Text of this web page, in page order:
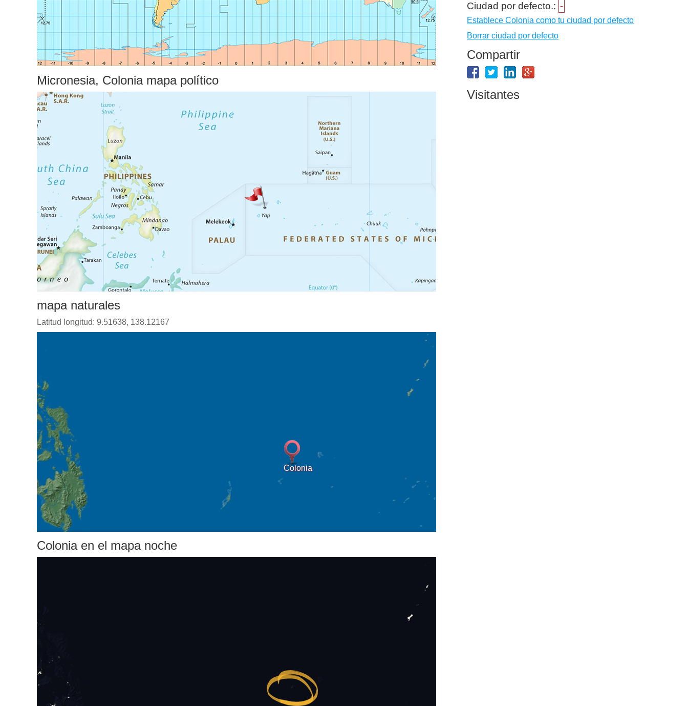
Micronesia, Colonia mapa político
mapa naturales
Latitud longitud: 9.51638, 138.12167
Colonia
Colonia en el mapa noche
Ciudad por defecto.: -
Establece Colonia como tu ciudad por defecto
Borrar ciudad por defecto
Compartir
Visitantes